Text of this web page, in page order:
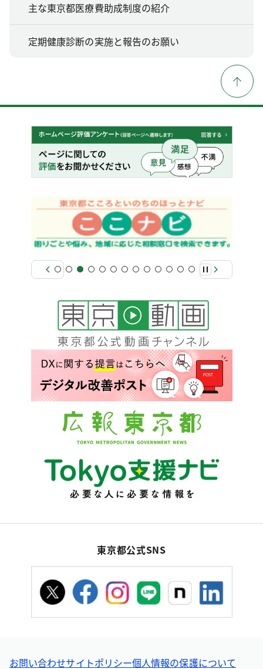
主な東京都医療費助成制度の紹介
定期健康診断の実施と報告のお願い
東京都公式SNS
お問い合わせサイトポリシー個人情報の保護について